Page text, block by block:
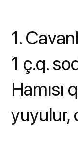
1.
1 ç.q.
Hamısı
yuyulur,